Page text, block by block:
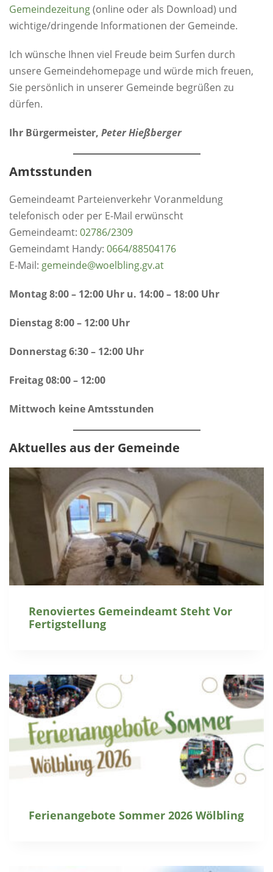
Gemeindezeitung(online oder als Download) und
wichtige/dringende Informationen der Gemeinde.
Ich wünsche Ihnen viel Freude beim Surfen durch
unsere Gemeindehomepage und würde mich freuen,
Sie persönlich in unserer Gemeinde begrüßen zu
dürfen.
Ihr Bürgermeister, Peter Hießberger
Amtsstunden
Gemeindeamt Parteienverkehr Voranmeldung
telefonisch oder per E-Mail erwünscht
Gemeindeamt: 02786/2309
Gemeindamt Handy: 0664/88504176
E-Mail: gemeinde@woelbling.gv.at
Montag 8:00 – 12:00 Uhr u. 14:00 – 18:00 Uhr
Dienstag 8:00 – 12:00 Uhr
Donnerstag 6:30 – 12:00 Uhr
Freitag 08:00 – 12:00
Mittwoch keine Amtsstunden
Aktuelles aus der Gemeinde
Renoviertes Gemeindeamt Steht Vor
Fertigstellung
Ferienangebote Sommer 2026 Wölbling